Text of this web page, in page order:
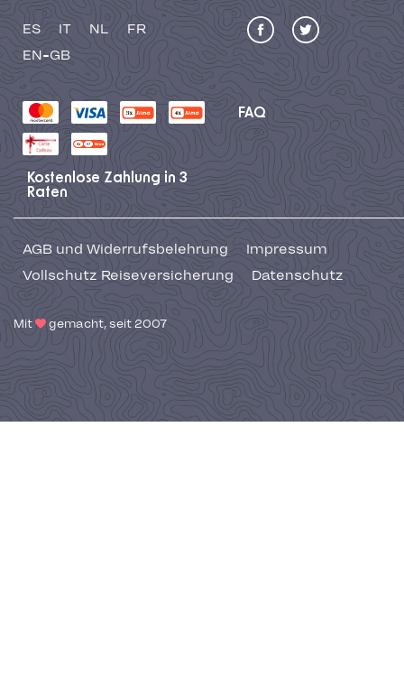
ES IT NL
FR
EN-GB
FAQ
Kostenlose Zahlung in 3
Raten
AGB und Widerrufsbelehrung
Impressum
Vollschutz Reiseversicherung
Datenschutz
Mit gemacht, seit 2007